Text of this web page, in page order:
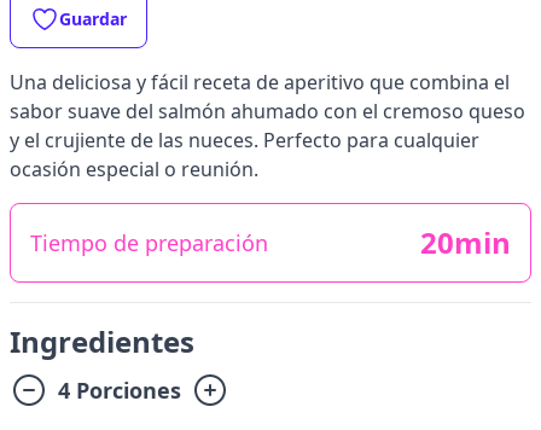
Guardar
Una deliciosa y fácil receta de aperitivo que combina el
sabor suave del salmón ahumado con el cremoso queso
y el crujiente de las nueces. Perfecto para cualquier
ocasión especial o reunión.
Tiempo de preparación 20min
Ingredientes
4 Porciones